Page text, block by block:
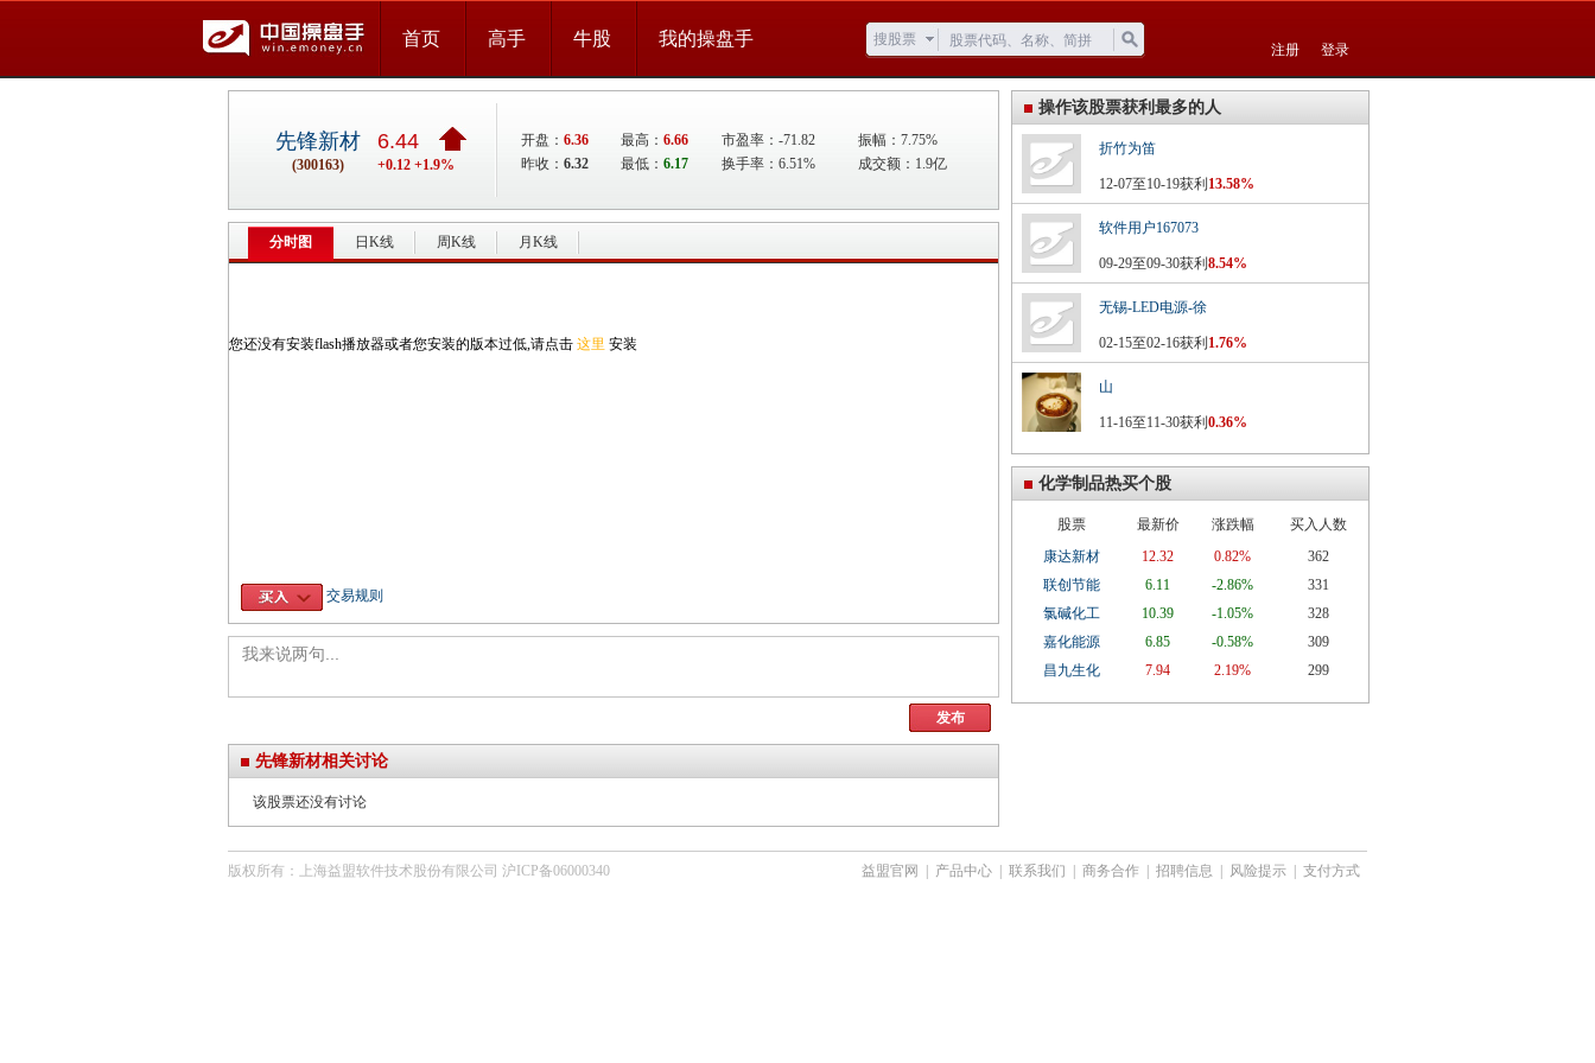
首页 高手 牛股 我的操盘手 搜股票
注册 登录
先锋新材
(300163)
6.44
+0.12 +1.9%
开盘： 6.36 最高： 6.66 市盈率：-71.82
振幅：7.75%
昨收： 6.32 最低： 6.17 换手率：6.51% 成交额：1.9亿
分时图 日K线 周K线 月K线
您还没有安装flash播放器或者您安装的版本过低,请点击 这里 安装
交易规则
发布
先锋新材相关讨论
该股票还没有讨论
操作该股票获利最多的人
折竹为笛
12-07至10-19获利 13.58%
软件用户167073
09-29至09-30获利 8.54%
无锡-LED电源-徐
02-15至02-16获利 1.76%
山
11-16至11-30获利 0.36%
化学制品热买个股
股票 最新价 涨跌幅
买入人数
康达新材
12.32 0.82%
362
联创节能
6.11 -2.86%
331
氯碱化工
10.39 -1.05%
328
嘉化能源
6.85 -0.58%
309
昌九生化
7.94 2.19% 299
版权所有：上海益盟软件技术股份有限公司 沪ICP备06000340 益盟官网 产品中心 联系我们 商务合作 招聘信息 风险提示 支付方式